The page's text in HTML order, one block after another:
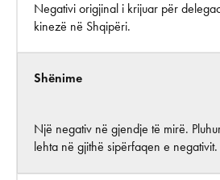
Negativi origjinal i krijuar për
kinezë në Shqipëri.
Shënime
Një negativ në gjendje të mirë.
lehta në gjithë sipërfaqen e negativit.